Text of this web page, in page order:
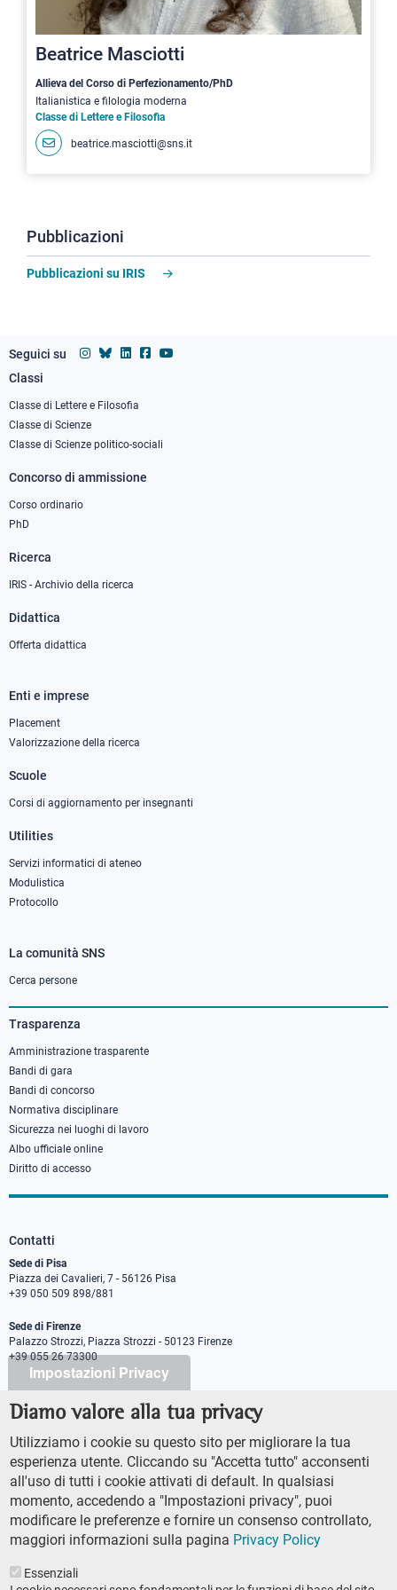
Impostazioni Privacy
Diamo valore alla tua privacy
Utilizziamo i cookie su questo sito per migliorare la tua
esperienza utente. Cliccando su "Accetta tutto" acconsenti
all'uso di tutti i cookie attivati di default. In qualsiasi
momento, accedendo a "Impostazioni privacy", puoi
modificare le preferenze e fornire un consenso controllato,
maggiori informazioni sulla pagina Privacy Policy
Essenziali
Beatrice Masciotti
Allieva del Corso di Perfezionamento/PhD
Italianistica e filologia moderna
Classe di Lettere e Filosofia
beatrice.masciotti@sns.it
Pubblicazioni
Pubblicazioni su IRIS
Seguici su
Footer
column
1
Classi
Classe di Lettere e Filosofia
Classe di Scienze
Classe di Scienze politico-sociali
Concorso di ammissione
Corso ordinario
PhD
Ricerca
IRIS - Archivio della ricerca
Didattica
Offerta didattica
Footer
column
Enti e imprese
Placement
Valorizzazione della ricerca
Scuole
Corsi di aggiornamento per insegnanti
Utilities
Servizi informatici di ateneo
Modulistica
Protocollo
Footer
column
3
La comunità SNS
Cerca persone
Trasparenza
Amministrazione trasparente
Bandi di gara
Bandi di concorso
Normativa disciplinare
Sicurezza nei luoghi di lavoro
Albo ufficiale online
Diritto di accesso
Contatti
Sede di Pisa
Piazza dei Cavalieri, 7 - 56126 Pisa
+39 050 509 898/881
Sede di Firenze
Palazzo Strozzi, Piazza Strozzi - 50123 Firenze
+39 055 26 73300
PEC protocollo@pec.sns.it
Codice Fiscale 8000 5050507
Ufficio comunicazione
Addetto stampa
URP - Ufficio relazioni con il pubblico